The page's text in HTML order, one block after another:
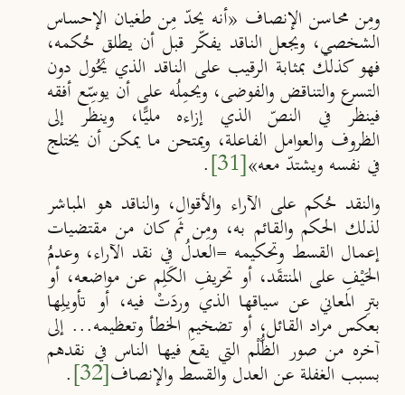
ومِن محاسن الإنصاف «أنه يحدّ مِن طغيان الإحساس
الشخصي، ويجعل الناقد يفكّر قبل أن يطلق حُكمه،
فهو كذلك بمثابة الرقيب على الناقد الذي يَحُول دون
التسرع والتناقض والفوضى، ويحمِلُه على أن يوسِع أفقه
فينظر في النصّ الذي إزاءه مليًا، وينظر إلى
الظروف والعوامل الفاعلة، ويمتحن ما يمكن أن يختلج
في نفسه ويشتد معه»[31]
.
والنقد حُكم على الآراء والأقوال، والناقد هو المباشر
لذلك الحكم والقائم به، ومِن ثَم كان من مقتضيات
إعمال القسط وتحكيمه =العدلُ في نقد الآراء، وعدمُ
الحَيْفِ على المنتقَد، أو تحريفِ الكَلِم عن مواضعه، أو
بترِ المعاني عن سياقها الذي وردَتْ فيه، أو تأويـلِها
بعكسمراد القائل، أو تضخيمِ الخطأ وتعظيمه... إلى
آخره من صور الظُّلْم التي يقع فيها الناس في نقدهم
بسبب الغفلة عن العدل والقسط والإنصاف[32]
.